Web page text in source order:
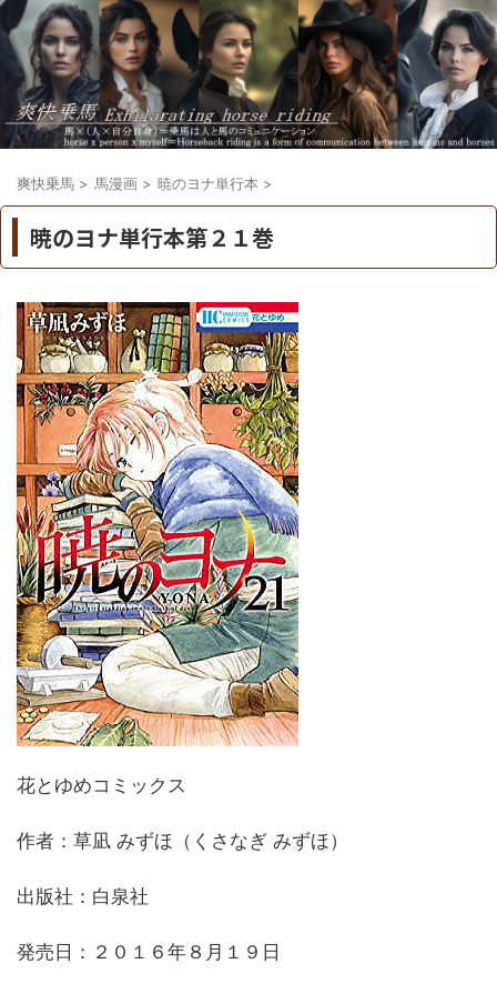
爽快乗馬 > 馬漫画 > 暁のヨナ単行本 >
暁のヨナ単行本第２１巻
花とゆめコミックス
作者：草凪 みずほ（くさなぎ みずほ）
出版社：白泉社
発売日：２０１６年８月１９日